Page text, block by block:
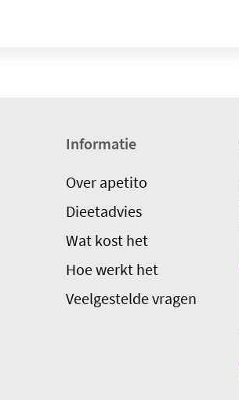
Informatie
Over apetito
Dieetadvies
Wat kost het
Hoe werkt het
Veelgestelde vragen